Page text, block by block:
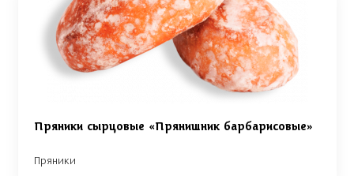
Пряники сырцовые «Прянишник барбарисовые»
Пряники